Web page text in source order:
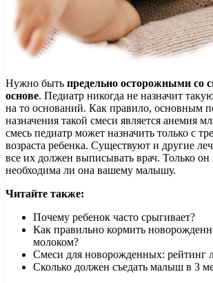
Нужно быть предельно осторожными со
основе. Педиатр никогда не назначит
на то оснований. Как правило, основным
назначения такой смеси является анемия
смесь педиатр может назначить только с
возраста ребенка. Существуют и другие
все их должен выписывать врач. Только он
необходима ли она вашему малышу.
Читайте также:
Почему ребенок часто срыгивает?
Как правильно кормить
молоком?
Смеси для новорожденных: рейтинг
Сколько должен съедать малыш в 3